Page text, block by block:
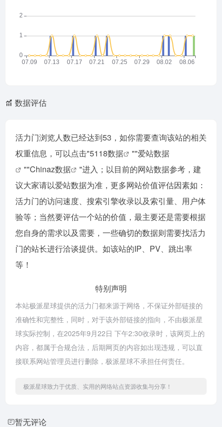
数据评估
活力门浏览人数已经达到53，如你需要查询该站的相关
权重信息，可以点击"5118数据 ""爱站数据
""Chinaz数据
"进入；以目前的网站数据参考，建
议大家请以爱站数据为准，更多网站价值评估因素如：
活力门的访问速度、搜索引擎收录以及索引量、用户体
验等；当然要评估一个站的价值，最主要还是需要根据
您自身的需求以及需要，一些确切的数据则需要找活力
门的站长进行洽谈提供。如该站的IP、PV、跳出率
等！
特别声明
本站极派星球提供的活力门都来源于网络，不保证外部链接的
准确性和完整性，同时，对于该外部链接的指向，不由极派星
球实际控制，在2025年9月22日 下午2:30收录时，该网页上的
内容，都属于合规合法，后期网页的内容如出现违规，可以直
接联系网站管理员进行删除，极派星球不承担任何责任。
极派星球致力于优质、实用的网络站点资源收集与分享！
暂无评论